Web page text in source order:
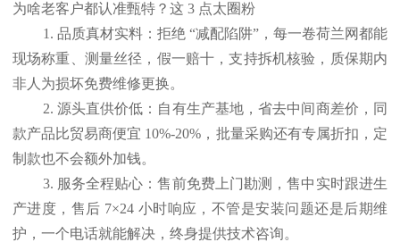
为啥老客户都认准甄特？这 3 点太圈粉
1. 品质真材实料：拒绝 “减配陷阱”，每一卷荷兰网都能
现场称重、测量丝径，假一赔十，支持拆机核验，质保期内
非人为损坏免费维修更换。
2. 源头直供价低：自有生产基地，省去中间商差价，同
款产品比贸易商便宜 10%-20%，批量采购还有专属折扣，定
制款也不会额外加钱。
3. 服务全程贴心：售前免费上门勘测，售中实时跟进生
产进度，售后 7×24 小时响应，不管是安装问题还是后期维
护，一个电话就能解决，终身提供技术咨询。